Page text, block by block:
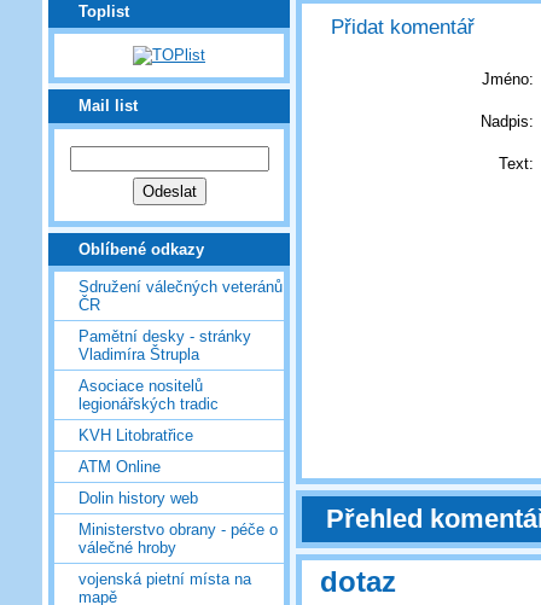
Toplist
Mail list
Oblíbené odkazy
Sdružení válečných veteránů
ČR
Pamětní desky - stránky
Vladimíra Štrupla
Asociace nositelů
legionářských tradic
KVH Litobratřice
ATM Online
Dolin history web
Ministerstvo obrany - péče o
válečné hroby
vojenská pietní místa na
mapě
Přidat komentář
Jméno:
Nadpis:
Text:
Přehled
dotaz